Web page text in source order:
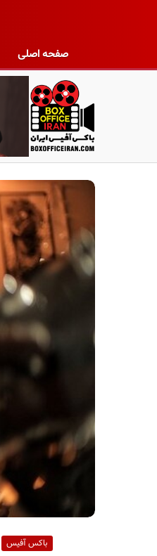
صفحه اصلی
ب
ک
ف
س
ا
باکس آفیس